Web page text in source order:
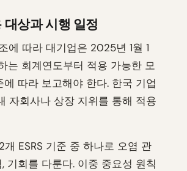
대상과 시행 일정
에 따라 대기업은 2025년 1월 1
는 회계연도부터 적용 가능한 모
에 따라 보고해야 한다. 한국 기업
자회사나 상장 지위를 통해 적용
개 ESRS 기준 중 하나로 오염 관
기회를 다룬다. 이중 중요성 원칙